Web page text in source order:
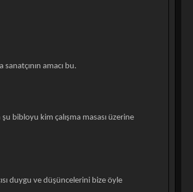
amacı bu.
bibloyu kim çalışma masası üzerine
duygu ve düşüncelerini bize öyle